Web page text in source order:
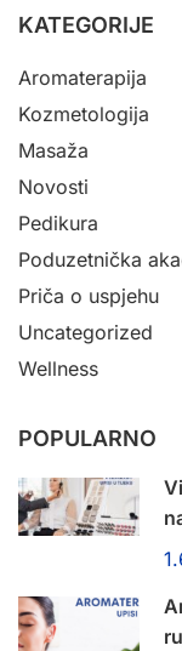
KATEGORIJE
Aromaterapija
Kozmetologija
Masaža
Novosti
Pedikura
Poduzetnička
Priča o uspjehu
Uncategorized
Wellness
POPULARNO